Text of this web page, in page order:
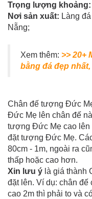
Trọng lượng khoảng:
Nơi sản xuất: Làng
Nẵng;
Xem thêm: >> 20+
bằng đá đẹp
Chân đế tượng Đức
Đức Mẹ lên chân đế
tượng Đức Mẹ cao lên
đặt tượng Đức Mẹ.
80cm - 1m, ngoài ra
thấp hoặc cao hơn.
Xin lưu ý là giá thành
đặt lên. Ví dụ: chân
cao 2m thì phải to và